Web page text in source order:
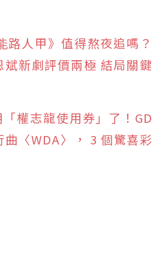
人甲》值得熬夜追嗎？
斌新劇評價兩極 結局關鍵
權志龍使用券」了！GD
〈WDA〉， 3 個驚喜彩